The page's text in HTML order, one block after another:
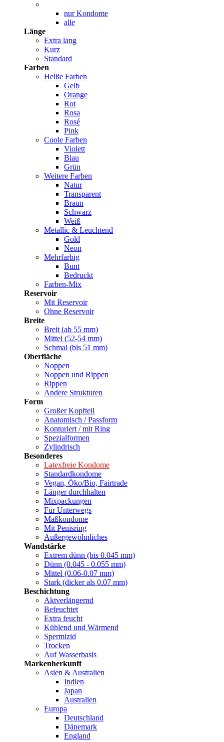
nur Kondome
alle
Länge
Extra lang
Kurz
Standard
Farben
Heiße Farben
Gelb
Orange
Rot
Rosa
Rosé
Pink
Coole Farben
Violett
Blau
Grün
Weitere Farben
Natur
Transparent
Braun
Schwarz
Weiß
Metallic & Leuchtend
Gold
Neon
Mehrfarbig
Bunt
Bedruckt
Farben-Mix
Reservoir
Mit Reservoir
Ohne Reservoir
Breite
Breit (ab 55 mm)
Mittel (52-54 mm)
Schmal (bis 51 mm)
Oberfläche
Noppen
Noppen und Rippen
Rippen
Andere Strukturen
Form
Großer Kopfteil
Anatomisch / Passform
Konturiert / mit Ring
Spezialformen
Zylindrisch
Besonderes
Latexfreie Kondome
Standardkondome
Vegan, Öko/Bio, Fairtrade
Länger durchhalten
Mixpackungen
Für Unterwegs
Maßkondome
Mit Penisring
Außergewöhnliches
Wandstärke
Extrem dünn (bis 0.045 mm)
Dünn (0.045 - 0.055 mm)
Mittel (0.06-0.07 mm)
Stark (dicker als 0.07 mm)
Beschichtung
Aktverlängernd
Befeuchtet
Extra feucht
Kühlend und Wärmend
Spermizid
Trocken
Auf Wasserbasis
Markenherkunft
Asien & Australien
Indien
Japan
Australien
Europa
Deutschland
Dänemark
England